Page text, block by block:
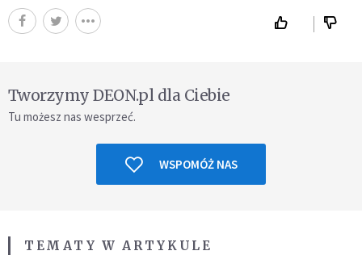
Tworzymy DEON.pl dla Ciebie
Tu możesz nas wesprzeć.
WSPOMÓŻ NAS
TEMATY W ARTYKULE